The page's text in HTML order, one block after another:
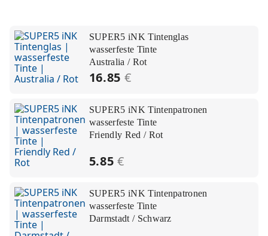
SUPER5 iNK Tintenglas
wasserfeste Tinte
Australia / Rot
16.85 €
SUPER5 iNK Tintenpatronen
wasserfeste Tinte
Friendly Red / Rot
5.85 €
SUPER5 iNK Tintenpatronen
wasserfeste Tinte
Darmstadt / Schwarz